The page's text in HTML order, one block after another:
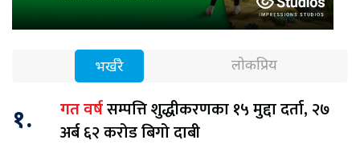
भर्खरै लोकप्रिय
१. गत वर्षसम्पत्ति शुद्धीकरणका १५ मुद्दा दर्ता, २७
अर्ब ६२ करोड बिगो दाबी